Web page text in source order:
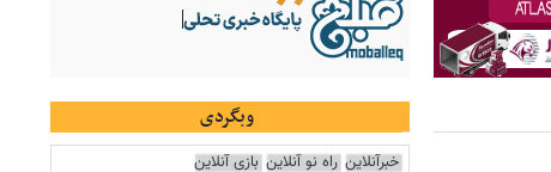
وبگردی
خبرآنلاین راه نو آنلاین بازی آنلاین